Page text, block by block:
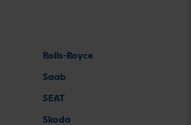
Rolls-Royce
Saab
SEAT
Skoda